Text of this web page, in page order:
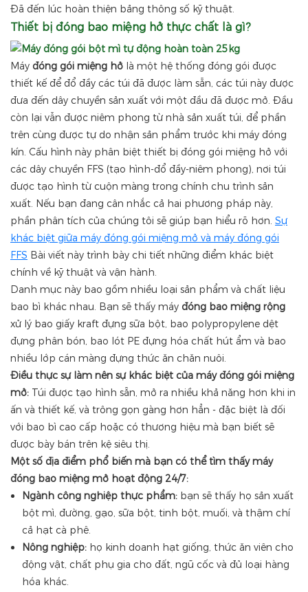
Đã đến lúc hoàn thiện bảng thông số kỹ thuật.
Thiết bị đóng bao miệng hở thực chất là gì?
Máy đóng gói miệng hở là một hệ thống đóng gói được
thiết kế để đổ đầy các túi đã được làm sẵn, các túi này được
đưa đến dây chuyền sản xuất với một đầu đã được mở. Đầu
còn lại vẫn được niêm phong từ nhà sản xuất túi, để phần
trên cùng được tự do nhận sản phẩm trước khi máy đóng
kín. Cấu hình này phân biệt thiết bị đóng gói miệng hở với
các dây chuyền FFS (tạo hình-đổ đầy-niêm phong), nơi túi
được tạo hình từ cuộn màng trong chính chu trình sản
xuất. Nếu bạn đang cân nhắc cả hai phương pháp này,
phần phân tích của chúng tôi sẽ giúp bạn hiểu rõ hơn. Sự
khác biệt giữa máy đóng gói miệng mở và máy đóng gói
FFS Bài viết này trình bày chi tiết những điểm khác biệt
chính về kỹ thuật và vận hành.
Danh mục này bao gồm nhiều loại sản phẩm và chất liệu
bao bì khác nhau. Bạn sẽ thấy máy đóng bao miệng rộng
xử lý bao giấy kraft đựng sữa bột, bao polypropylene dệt
đựng phân bón, bao lót PE đựng hóa chất hút ẩm và bao
nhiều lớp cán màng đựng thức ăn chăn nuôi.
Điều thực sự làm nên sự khác biệt của máy đóng gói miệng
mở: Túi được tạo hình sẵn, mở ra nhiều khả năng hơn khi in
ấn và thiết kế, và trông gọn gàng hơn hẳn - đặc biệt là đối
với bao bì cao cấp hoặc có thương hiệu mà bạn biết sẽ
được bày bán trên kệ siêu thị.
Một số địa điểm phổ biến mà bạn có thể tìm thấy máy
đóng bao miệng mở hoạt động 24/7:
Ngành công nghiệp thực phẩm: bạn sẽ thấy họ sản xuất
bột mì, đường, gạo, sữa bột, tinh bột, muối, và thậm chí
cả hạt cà phê.
Nông nghiệp: họ kinh doanh hạt giống, thức ăn viên cho
động vật, chất phụ gia cho đất, ngũ cốc và đủ loại hàng
hóa khác.